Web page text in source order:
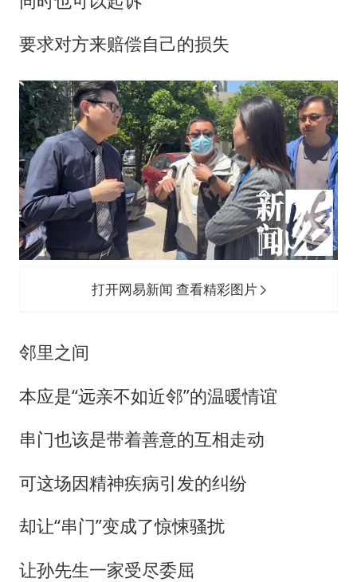
要求对方来赔偿自己的损失
打开网易新闻 查看精彩图片
邻里之间
本应是“远亲不如近邻”的温暖情谊
串门也该是带着善意的互相走动
可这场因精神疾病引发的纠纷
却让“串门”变成了惊悚骚扰
让孙先生一家受尽委屈